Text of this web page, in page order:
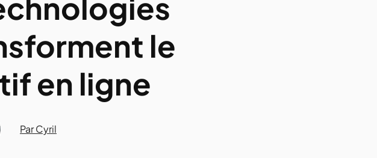
le
en ligne
Par Cyril